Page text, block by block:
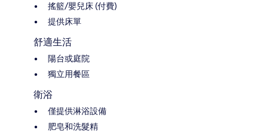
搖籃/嬰兒床 (付費)
提供床單
舒適生活
陽台或庭院
獨立用餐區
衛浴
僅提供淋浴設備
肥皂和洗髮精